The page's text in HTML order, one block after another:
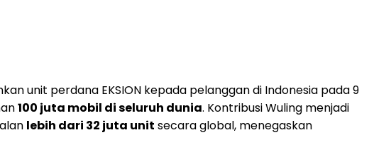
unit perdana EKSION kepada pelanggan di Indonesia pada 9
100 juta mobil di seluruh dunia. Kontribusi Wuling menjadi
lebih dari 32 juta unit secara global, menegaskan